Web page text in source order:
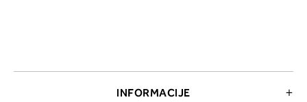
INFORMACIJE